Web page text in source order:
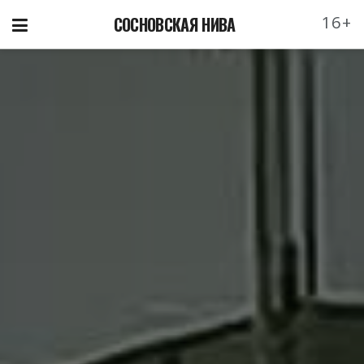
СОСНОВСКАЯ НИВА 16+